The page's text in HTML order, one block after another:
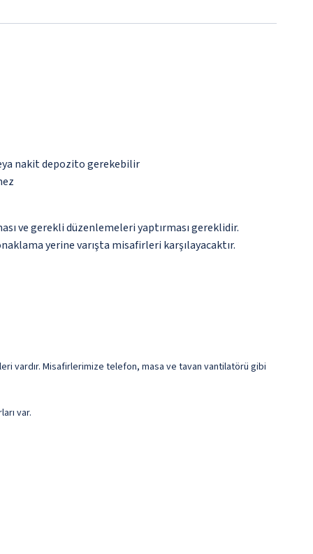
nakit depozito gerekebilir
ve gerekli düzenlemeleri yaptırması gereklidir.
yerine varışta misafirleri karşılayacaktır.
vardır. Misafirlerimize telefon, masa ve tavan vantilatörü gibi
var.